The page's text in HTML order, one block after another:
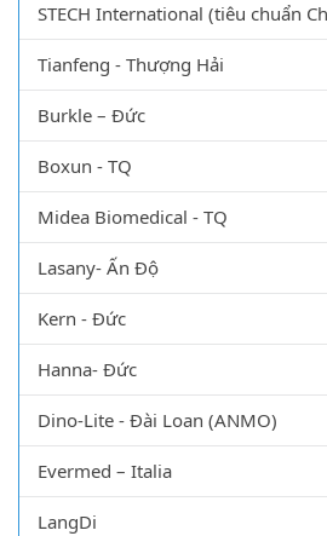
STECH International (tiêu chuẩn
Tianfeng - Thượng Hải
Burkle – Đức
Boxun - TQ
Midea Biomedical - TQ
Lasany- Ấn Độ
Kern - Đức
Hanna- Đức
Dino-Lite - Đài Loan (ANMO)
Evermed – Italia
LangDi